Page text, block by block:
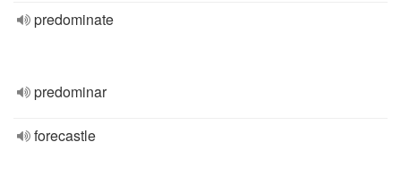
predominate
predominar
forecastle